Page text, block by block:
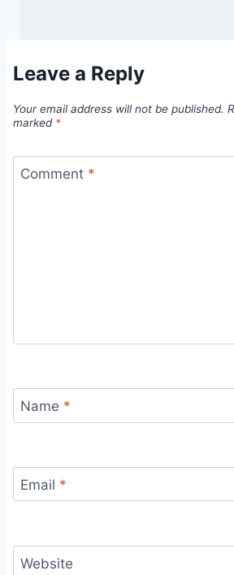
Leave a Reply
Your email address will not be published.
marked *
Comment *
Name *
Email *
Website